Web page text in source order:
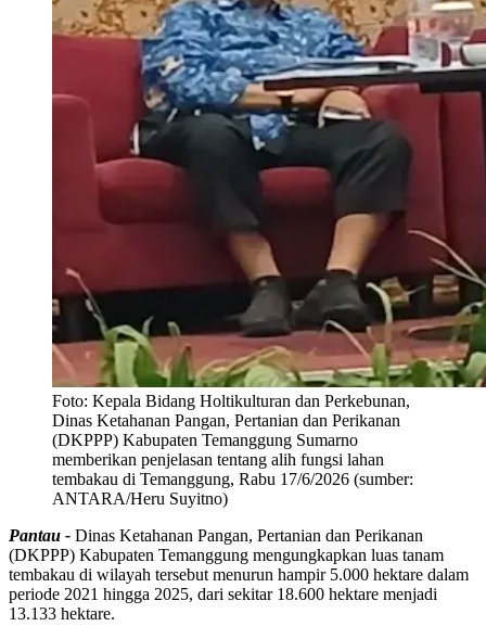
Foto: Kepala Bidang Holtikulturan dan Perkebunan,
Dinas Ketahanan Pangan, Pertanian dan Perikanan
(DKPPP) Kabupaten Temanggung Sumarno
memberikan penjelasan tentang alih fungsi lahan
tembakau di Temanggung, Rabu 17/6/2026 (sumber:
ANTARA/Heru Suyitno)
Pantau - Dinas Ketahanan Pangan, Pertanian dan Perikanan
(DKPPP) Kabupaten Temanggung mengungkapkan luas tanam
tembakau di wilayah tersebut menurun hampir 5.000 hektare dalam
periode 2021 hingga 2025, dari sekitar 18.600 hektare menjadi
13.133 hektare.